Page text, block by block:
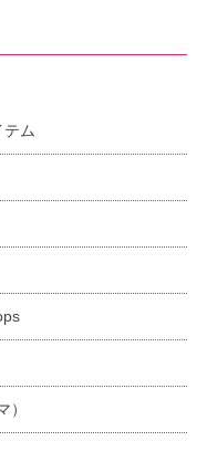
ム
）